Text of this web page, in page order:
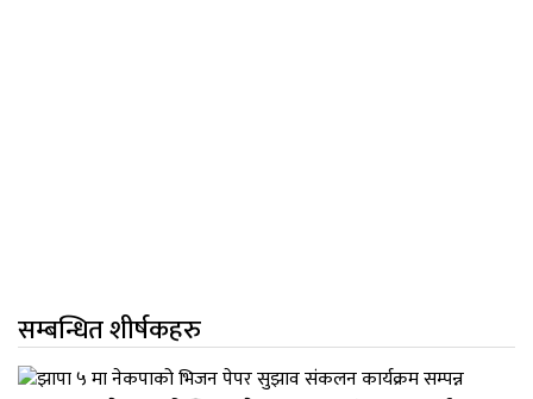
सम्बन्धित शीर्षकहरु